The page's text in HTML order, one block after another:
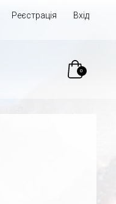
Реєстрація Вхід
Відгуки Google та інші
0